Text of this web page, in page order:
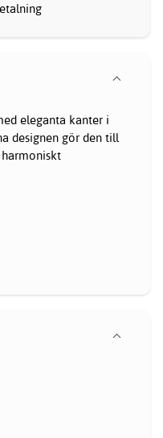
eleganta kanter i
designen gör den till